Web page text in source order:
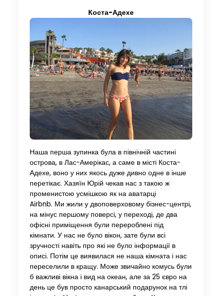
Коста-Адехе
Наша перша зупинка була в північній частині
острова, в Лас-Амерікас, а саме в місті Коста-
Адехе, воно у них якось дуже дивно одне в інше
перетікає. Хазяїн Юрій чекав нас з такою ж
променистою усмішкою як на аватарці
Airbnb. Ми жили у двоповерховому бізнес-центрі,
на мінус першому поверсі, у переході, де два
офісні приміщення були перероблені під
кімнати. У нас не було вікон, зате були всі
зручності навіть про які не було інформації в
описі. Потім це виявилася не наша кімната і нас
переселили в кращу. Може звичайно комусь були
б важливі вікна і вид на океан, але за 25 євро на
день це був просто канарський подарунок на тлі